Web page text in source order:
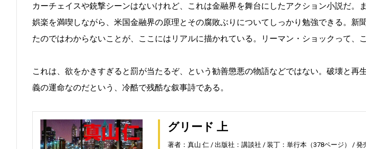
カーチェイスや銃撃シーンはないけれど、これは金融界を舞台にしたアクション小説だ。
娯楽を満喫しながら、米国金融界の原理とその腐敗ぶりについてしっかり勉強できる。新
たのではわからないことが、ここにはリアルに描かれている。リーマン・ショックって、
これは、欲をかきすぎると罰が当たるぞ、という勧善懲悪の物語などではない。破壊と再
義の運命なのだという、冷酷で残酷な叙事詩である。
グリード 上
著者：真山 仁 出版社：講談社 装丁：単行本（378ページ） 発